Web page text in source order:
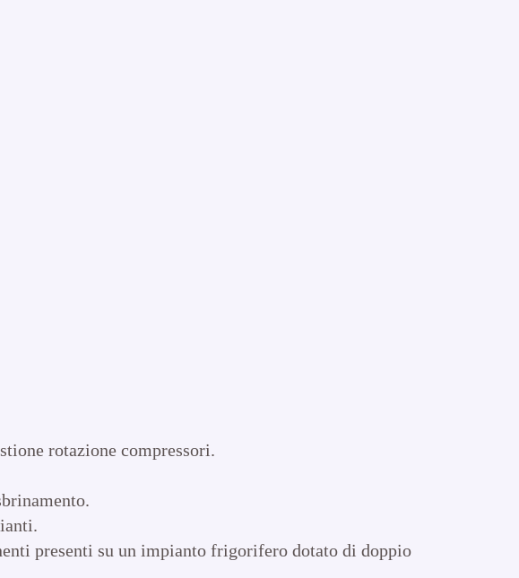
rotazione compressori.
presenti su un impianto frigorifero dotato di doppio